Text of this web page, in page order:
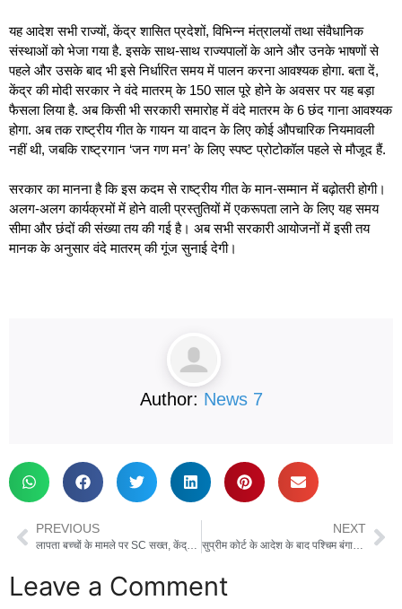
यह आदेश सभी राज्यों, केंद्र शासित प्रदेशों, विभिन्न मंत्रालयों तथा संवैधानिक
संस्थाओं को भेजा गया है. इसके साथ-साथ राज्यपालों के आने और उनके भाषणों से
पहले और उसके बाद भी इसे निर्धारित समय में पालन करना आवश्यक होगा. बता दें,
केंद्र की मोदी सरकार ने वंदे मातरम् के 150 साल पूरे होने के अवसर पर यह बड़ा
फैसला लिया है. अब किसी भी सरकारी समारोह में वंदे मातरम के 6 छंद गाना आवश्यक
होगा. अब तक राष्ट्रीय गीत के गायन या वादन के लिए कोई औपचारिक नियमावली
नहीं थी, जबकि राष्ट्रगान ‘जन गण मन’ के लिए स्पष्ट प्रोटोकॉल पहले से मौजूद हैं.
सरकार का मानना है कि इस कदम से राष्ट्रीय गीत के मान-सम्मान में बढ़ोतरी होगी।
अलग-अलग कार्यक्रमों में होने वाली प्रस्तुतियों में एकरूपता लाने के लिए यह समय
सीमा और छंदों की संख्या तय की गई है। अब सभी सरकारी आयोजनों में इसी तय
मानक के अनुसार वंदे मातरम् की गूंज सुनाई देगी।
Author: News 7
PREVIOUS
लापता बच्चों के मामले पर SC सख्त, केंद्र से पूछा, क्या देश में इसके पीछे कोई बड़ा नेटवर्क सक्रिय है?
NEXT
सुप्रीम कोर्ट के आदेश के बाद पश्चिम बंगाल में SIR शेड्यूल में बदलाव, 28 फरवरी को जारी होगी फाइनल वोटर लिस्ट
Leave a Comment